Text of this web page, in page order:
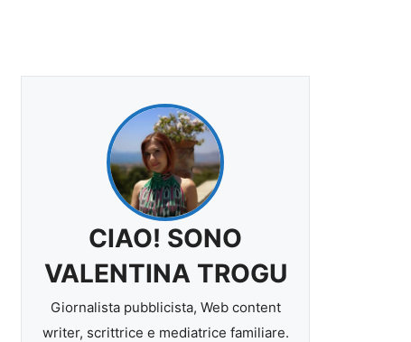
CIAO! SONO
VALENTINA TROGU
Giornalista pubblicista, Web content
writer, scrittrice e mediatrice familiare.